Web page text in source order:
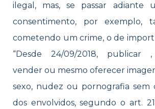
ilegal, mas, se passar adiante
consentimento, por exemplo,
cometendo um crime, o de
“Desde 24/09/2018, publicar
vender ou mesmo oferecer
sexo, nudez ou pornografia sem
dos envolvidos, segundo o art.